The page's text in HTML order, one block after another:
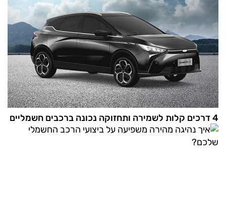
4 דרכים קלות לשמירה ותחזוקה נכונה ברכבים חשמליים